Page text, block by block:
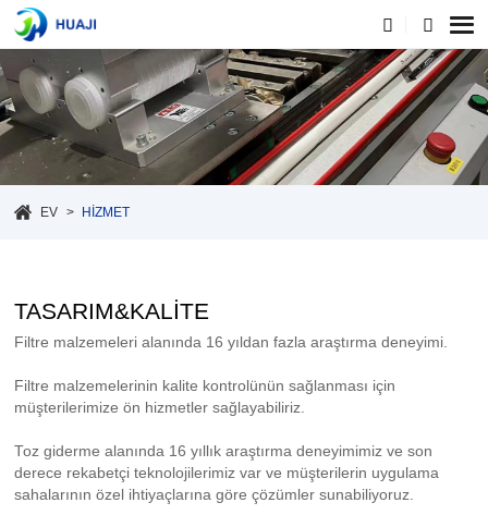
EV HIZMET
TASARIM&KALİTE
Filtre malzemeleri alanında 16 yıldan fazla araştırma deneyimi.
Filtre malzemelerinin kalite kontrolünün sağlanması için
müşterilerimize ön hizmetler sağlayabiliriz.
Toz giderme alanında 16 yıllık araştırma deneyimimiz ve son
derece rekabetçi teknolojilerimiz var ve müşterilerin uygulama
sahalarının özel ihtiyaçlarına göre çözümler sunabiliyoruz.